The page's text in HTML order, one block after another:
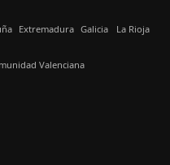
Extremadura Galicia La Rioja
Valenciana